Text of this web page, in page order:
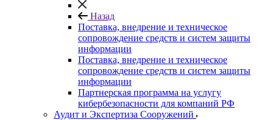
Назад
Поставка, внедрение и техническое
сопровождение средств и систем защиты
информации
Поставка, внедрение и техническое
сопровождение средств и систем защиты
информации
Партнерская программа на услугу
кибербезопасности для компаний РФ
Аудит и Экспертиза Сооружений